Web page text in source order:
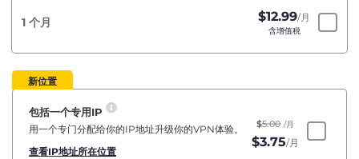
1 个月 $12.99/月
含增值税
新位置
包括一个专用IP
用一个专门分配给你的IP地址升级你的VPN体验。
查看IP地址所在位置
$5.00 /月
$3.75/月